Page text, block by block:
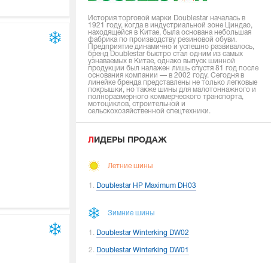
История торговой марки Doublestar началась в
1921 году, когда в индустриальной зоне Циндао,
находящейся в Китае, была основана небольшая
фабрика по производству резиновой обуви.
Предприятие динамично и успешно развивалось,
бренд Doublestar быстро стал одним из самых
узнаваемых в Китае, однако выпуск шинной
продукции был налажен лишь спустя 81 год после
основания компании — в 2002 году. Сегодня в
линейке бренда представлены не только легковые
покрышки, но также шины для малотоннажного и
полноразмерного коммерческого транспорта,
мотоциклов, строительной и
сельскохозяйственной спецтехники.
ЛИДЕРЫ ПРОДАЖ
Летние шины
Doublestar HP Maximum DH03
Зимние шины
Doublestar Winterking DW02
Doublestar Winterking DW01